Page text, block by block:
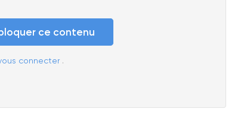
ce contenu
connecter .